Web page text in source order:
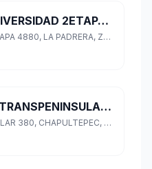
ATM en CIRCUITO UNIVERSIDAD 2ETAPA 4880
CIRCUITO UNIVERSIDAD 2ETAPA 4880, LA PADRERA, Zapopan, Jalisco
ATM en CARRETERA TRANSPENINSULAR 380
CARRETERA TRANSPENINSULAR 380, CHAPULTEPEC, Zapopan, Jalisco